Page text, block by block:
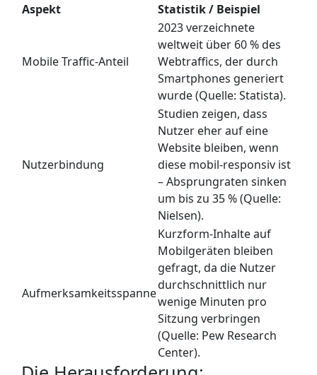
Aspekt Statistik / Beispiel
Mobile Traffic-Anteil
2023 verzeichnete
weltweit über 60 % des
Webtraffics, der durch
Smartphones generiert
wurde (Quelle: Statista).
Nutzerbindung
Studien zeigen, dass
Nutzer eher auf eine
Website bleiben, wenn
diese mobil-responsiv ist
– Absprungraten sinken
um bis zu 35 % (Quelle:
Nielsen).
Aufmerksamkeitsspanne
Kurzform-Inhalte auf
Mobilgeräten bleiben
gefragt, da die Nutzer
durchschnittlich nur
wenige Minuten pro
Sitzung verbringen
(Quelle: Pew Research
Center).